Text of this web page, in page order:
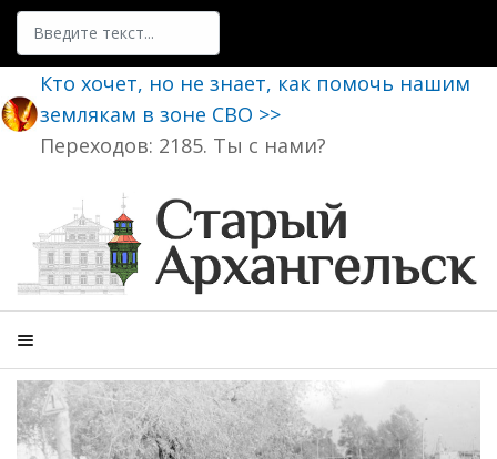
Поиск
Кто хочет, но не знает, как помочь нашим
землякам в зоне СВО >>
Переходов: 2185. Ты с нами?